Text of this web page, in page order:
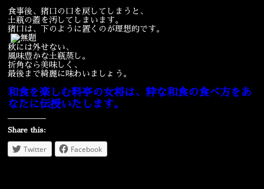
食事後、猪口の口を戻してしまうと、
土瓶の蓋を汚してしまいます。
猪口は、下のように置くのが理想的です。
秋には外せない、
風味豊かな土瓶蒸し。
折角なら美味しく、
最後まで綺麗に味わいましょう。
和食を楽しむ料亭の女将は、粋な和食の食べ方をあ
なたに伝授いたします。
Share this:
Twitter Facebook